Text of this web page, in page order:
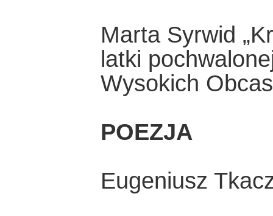
Marta Syrwid
latki
Wysokich
POEZJA
Eugeniusz